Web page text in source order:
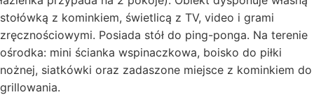
stołówką z kominkiem, świetlicą z TV, video i grami
zręcznościowymi. Posiada stół do ping-ponga. Na terenie
ośrodka: mini ścianka wspinaczkowa, boisko do piłki
nożnej, siatkówki oraz zadaszone miejsce z kominkiem do
grillowania.